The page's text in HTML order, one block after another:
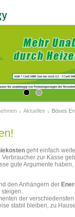
Aktuelles Böses
geht einfach
zur Kasse
gute Argumente
den Anhängern der
steigen.
der
stabil bleiben, zu